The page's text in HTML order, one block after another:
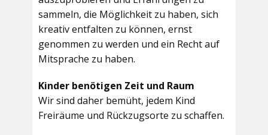
sammeln, die Möglichkeit zu haben, sich
kreativ entfalten zu können, ernst
genommen zu werden und ein Recht auf
Mitsprache zu haben.
Kinder benötigen Zeit und Raum
Wir sind daher bemüht, jedem Kind
Freiräume und Rückzugsorte zu schaffen.